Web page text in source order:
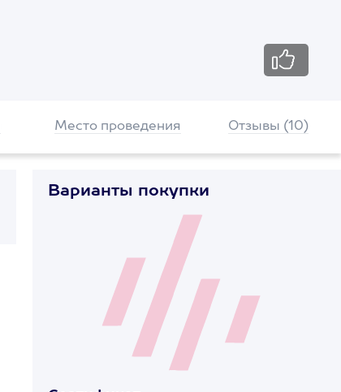
Место проведения Отзывы (10)
Варианты покупки